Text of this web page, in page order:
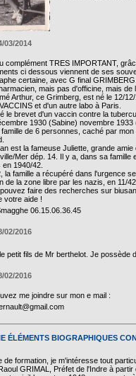
03/2014
complément TRES IMPORTANT,
ci dessous viennent de ses
certaine, avec G final GRIMBERG.
mais pas d'officine, mais de
Arthur, ce Grimberg, est né le 12/
et d'un autre labo à Paris.
le brevet d'un vaccin contre la
1930 (Sabine) novembre
famille de 6 personnes, caché par
est la fameuse Juliette, grande
Mer dép. 14. Il y a, dans sa
en 1940/42.
la famille a récupéré dans l'urgence
de la zone libre par les nazis, en 11/
faire des recherches sur
votre aide !
06.15.06.36.45
02/2016
petit fils de Mr berthelot. Je possède
02/2016
me joindre sur mon e mail :
ÉLÉMENTS BIOGRAPHIQUES
de formation, je m'intéresse tout
GRIMAL, Préfet de l'Indre à